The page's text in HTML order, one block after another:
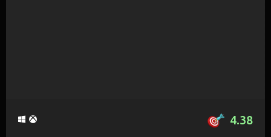
4.38